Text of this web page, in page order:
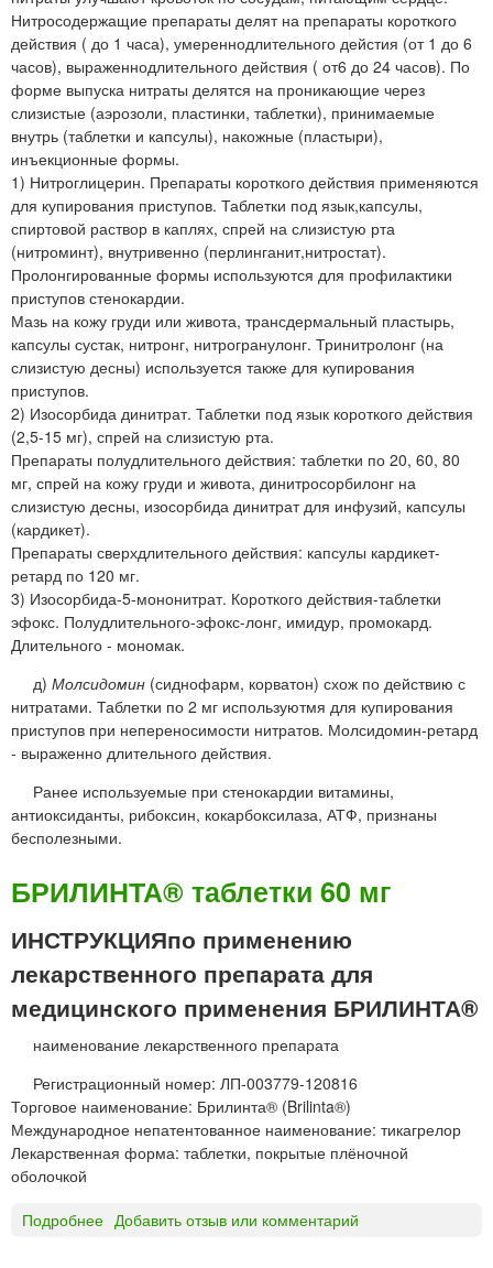
Нитросодержащие препараты делят на препараты короткого
действия ( до 1 часа), умереннодлительного дейстия (от 1 до 6
часов), выраженнодлительного действия ( от6 до 24 часов). По
форме выпуска нитраты делятся на проникающие через
слизистые (аэрозоли, пластинки, таблетки), принимаемые
внутрь (таблетки и капсулы), накожные (пластыри),
инъекционные формы.
1) Нитроглицерин. Препараты короткого действия применяются
для купирования приступов. Таблетки под язык,капсулы,
спиртовой раствор в каплях, спрей на слизистую рта
(нитроминт), внутривенно (перлинганит,нитростат).
Пролонгированные формы используются для профилактики
приступов стенокардии.
Мазь на кожу груди или живота, трансдермальный пластырь,
капсулы сустак, нитронг, нитрогранулонг. Тринитролонг (на
слизистую десны) используется также для купирования
приступов.
2) Изосорбида динитрат. Таблетки под язык короткого действия
(2,5-15 мг), спрей на слизистую рта.
Препараты полудлительного действия: таблетки по 20, 60, 80
мг, спрей на кожу груди и живота, динитросорбилонг на
слизистую десны, изосорбида динитрат для инфузий, капсулы
(кардикет).
Препараты сверхдлительного действия: капсулы кардикет-
ретард по 120 мг.
3) Изосорбида-5-мононитрат. Короткого действия-таблетки
эфокс. Полудлительного-эфокс-лонг, имидур, промокард.
Длительного - мономак.
д) Молсидомин (сиднофарм, корватон) схож по действию с
нитратами. Таблетки по 2 мг используютмя для купирования
приступов при непереносимости нитратов. Молсидомин-ретард
- выраженно длительного действия.
Ранее используемые при стенокардии витамины,
антиоксиданты, рибоксин, кокарбоксилаза, АТФ, признаны
бесполезными.
БРИЛИНТА® таблетки 60 мг
ИНСТРУКЦИЯпо применению
лекарственного препарата для
медицинского применения БРИЛИНТА®
наименование лекарственного препарата
Регистрационный номер: ЛП-003779-120816
Торговое наименование: Брилинта® (Brilinta®)
Международное непатентованное наименование: тикагрелор
Лекарственная форма: таблетки, покрытые плёночной
оболочкой
Подробнее Добавить отзыв или комментарий